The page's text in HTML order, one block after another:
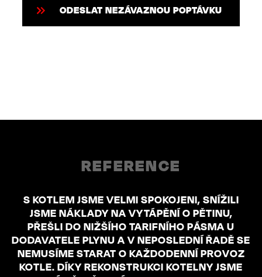
REFERENCE
S KOTLEM JSME VELMI SPOKOJENI, SNÍŽILI
JSME NÁKLADY NA VYTÁPĚNÍ O PĚTINU,
PŘEŠLI DO NIŽŠÍHO TARIFNÍHO PÁSMA U
DODAVATELE PLYNU A V NEPOSLEDNÍ ŘADĚ SE
NEMUSÍME STARAT O KAŽDODENNÍ PROVOZ
KOTLE. DÍKY REKONSTRUKCI KOTELNY JSME